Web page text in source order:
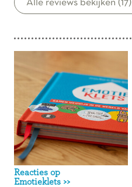
Alle reviews bekijken (17)
Interessante
pagina's
Reacties op
Emotieklets >>